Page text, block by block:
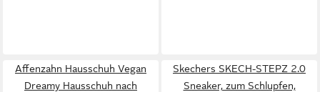
Affenzahn Hausschuh Vegan
Dreamy Hausschuh nach
Skechers SKECH-STEPZ 2.0
Sneaker, zum Schlupfen,